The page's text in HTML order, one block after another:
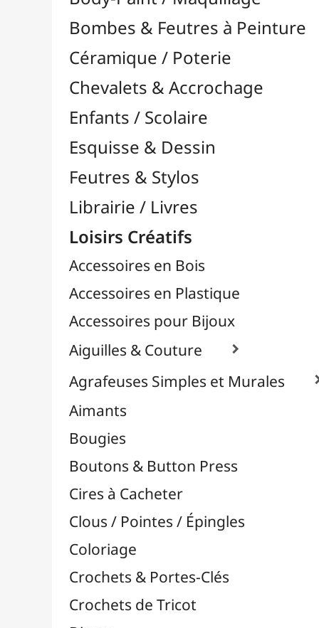
Feutres & Stylos
Librairie / Livres
Loisirs Créatifs
Accessoires en Bois
Accessoires en Plastique
Accessoires pour Bijoux
Aiguilles & Couture

Agrafeuses Simples et Murales 
Aimants
Bougies
Boutons & Button Press
Clous / Pointes / Épingles
Coloriage
Crochets de Tricot
Divers
Effets Oxydation / Rouille
Emporte-Pièces & Perforatrices
Feuilles Métallisées & Foils
Feutrines & Caoutchouc Mousse
Fibres & Raphia
Fil Nylon & Elastiques
Fils Métalliques
Fleurs en Papier & Décors
Horlogerie - Mécanismes & Aiguilles
Masques
Massicots & Lames
Oeillets & Rivets
Petites Pinces